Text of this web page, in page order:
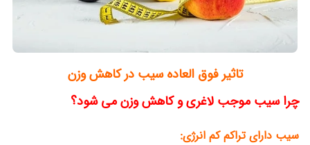
تاثیر فوق العاده سیب در کاهش وزن
چرا سیب موجب لاغری و کاهش وزن می شود؟
سیب دارای تراکم کم انرژی: